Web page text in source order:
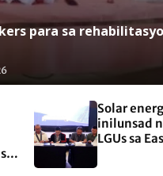
para sa
Solar
inilunsad
LGUs sa